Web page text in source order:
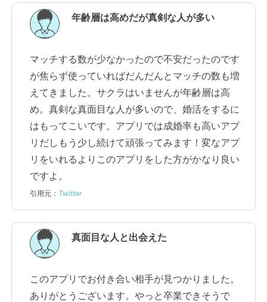
年齢層は高めだが真剣な人が多い
マッチする数が少なかったので不安だったのです
が焦らず使っていればだんだんとマッチの数も増
えてきました。サクラはいませんが年齢層は高
め。真剣な真面目な人が多いので、婚活をするに
はもってこいです。アプリでは成婚率も高いアプ
リだしもう少し続けて頑張ってみます！変なアプ
リをいれるよりこのアプリをした方がかなり良い
ですよ。
引用元： Twitter
真面目な人と出会えた
このアプリでお付き合い相手が見つかりました。
ありがとうございます。やっと卒業できそうで